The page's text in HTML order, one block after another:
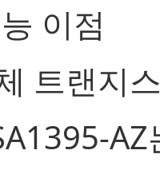
이점
트랜지